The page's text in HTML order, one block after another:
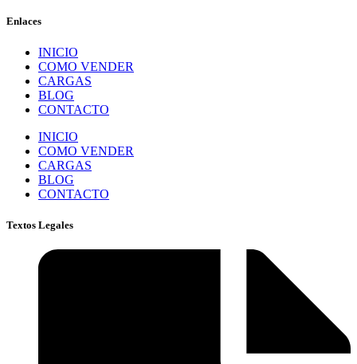
Enlaces
INICIO
COMO VENDER
CARGAS
BLOG
CONTACTO
INICIO
COMO VENDER
CARGAS
BLOG
CONTACTO
Textos Legales